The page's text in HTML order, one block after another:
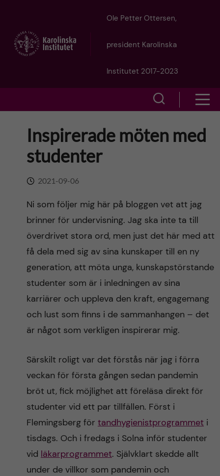
t
Ole Petter Ottersen,
president Karolinska
Institutet 2017-2023
o
a
r
c
h
f
i
e
d
e
n
u
Inspirerade möten med
studenter
2021-09-06
Ni som följer mig här på bloggen vet att jag
brinner för undervisning. Jag ska inte ta till
överdrivet stora ord, men just det här med att
få dela med sig av sina kunskaper till en ny
generation, att möta unga, kunskapstörstande
studenter som är i inledningen av sina
karriärer och uppleva den kraft, engagemang
och lust som finns i de sammanhangen – det
är något som verkligen inspirerar mig.
Särskilt roligt var det förstås när jag i förra
veckan för första gången sedan pandemin
bröt ut, fick möjlighet att föreläsa direkt för
studenter vid ett par tillfällen. Först i
Flemingsberg för tandhygienistprogrammeti
tisdags. Och i fredags i Solna inför studenter
vid läkarprogrammet. Självklart skedde allt
under de villkor som pandemin och